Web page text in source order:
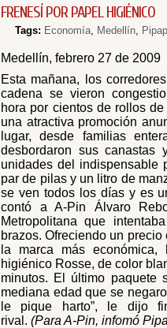
FRENESÍ POR PAPEL HIGIÉNICO
Tags: Economía, Medellín,
Medellín, febrero 27 de 2009
Esta mañana, los
cadena se vieron
hora por cientos de rollos
una atractiva promoción
lugar, desde familias
desbordaron sus canastas
unidades del indispensable
par de pilas y un litro de
se ven todos los días y es
contó a A-Pin Álvaro
Metropolitana que
brazos. Ofreciendo un
la marca más
higiénico Rosse, de color
minutos. El último paquete
mediana edad que se
le pique harto”, le dijo
rival. (Para A-Pin, infomó